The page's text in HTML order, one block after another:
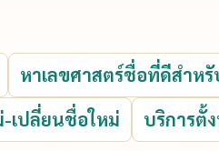
หาเลขศาสตร์ชื่อที่ดีสำห
เปลี่ยนชื่อใหม่ บริการตั้